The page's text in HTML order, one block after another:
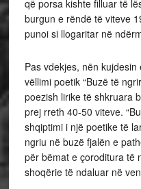
që porsa kishte filluar të
burgun e rëndë të viteve
punoi si llogaritar në
Pas vdekjes, nën
vëllimi poetik “Buzë të
poezish lirike të shkruara
prej rreth 40-50 viteve.
shqiptimi i një poetike të
ngriu në buzë fjalën e
për bëmat e çoroditura të
shoqërie të ndaluar në